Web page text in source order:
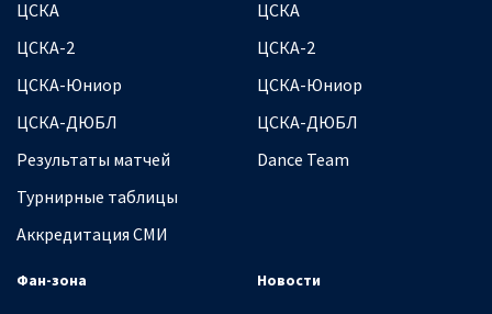
ЦСКА
ЦСКА-2
ЦСКА-Юниор
ЦСКА-ДЮБЛ
Результаты матчей
Турнирные таблицы
Аккредитация СМИ
ЦСКА
ЦСКА-2
ЦСКА-Юниор
ЦСКА-ДЮБЛ
Dance Team
Фан-зона Новости